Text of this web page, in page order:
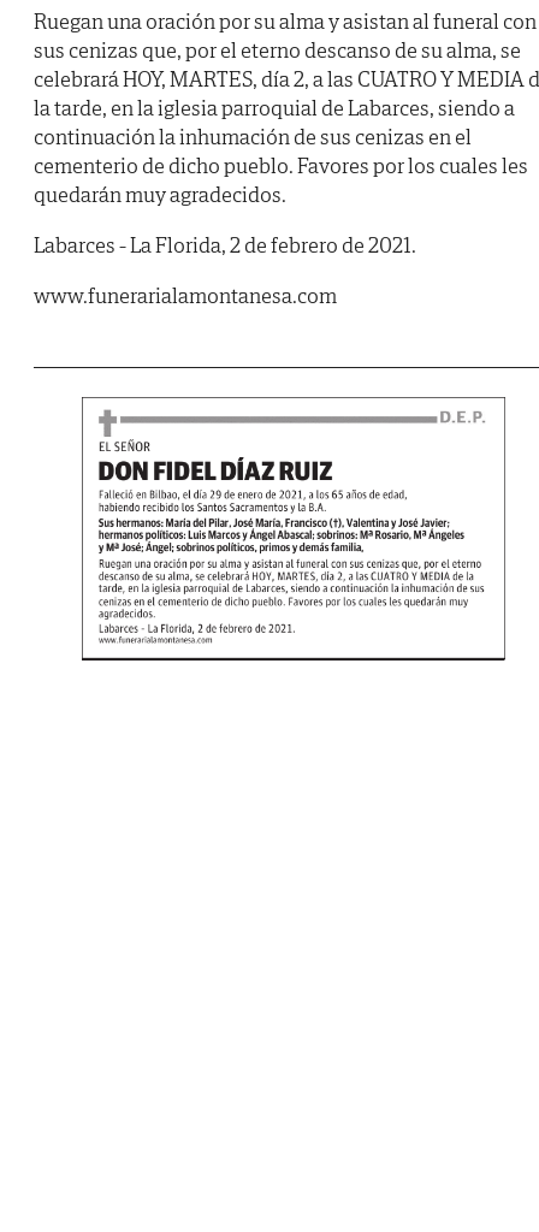
Ruegan una oración por su alma y asistan al funeral con
sus cenizas que, por el eterno descanso de su alma, se
celebrará HOY, MARTES, día 2, a las CUATRO Y MEDIA
la tarde, en la iglesia parroquial de Labarces, siendo a
continuación la inhumación de sus cenizas en el
cementerio de dicho pueblo. Favores por los cuales les
quedarán muy agradecidos.
Labarces - La Florida, 2 de febrero de 2021.
www.funerarialamontanesa.com